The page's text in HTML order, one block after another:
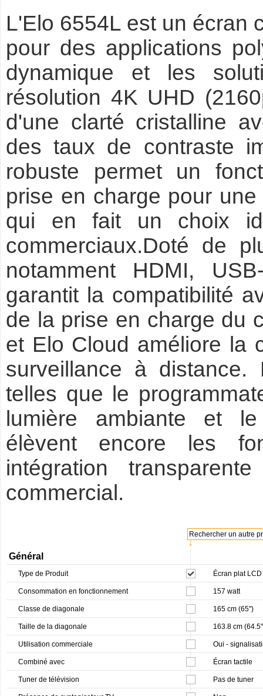
L'Elo 6554L est un écran
pour des applications
dynamique et les
résolution 4K UHD
d'une clarté cristalline
des taux de contraste
robuste permet un
prise en charge pour
qui en fait un choix
commerciaux.Doté de
notamment HDMI,
garantit la compatibilité
de la prise en charge du
et Elo Cloud améliore la
surveillance à distance.
telles que le
lumière ambiante et
élèvent encore les
intégration
commercial.
↓
Rechercher un autre
Général
Type de Produit Écran plat
Consommation en fonctionnement 157 watt
Classe de diagonale 165 cm (65")
Taille de la diagonale 163.8 cm
Utilisation commerciale Oui -
Combiné avec Écran tactile
Tuner de télévision Pas de tuner